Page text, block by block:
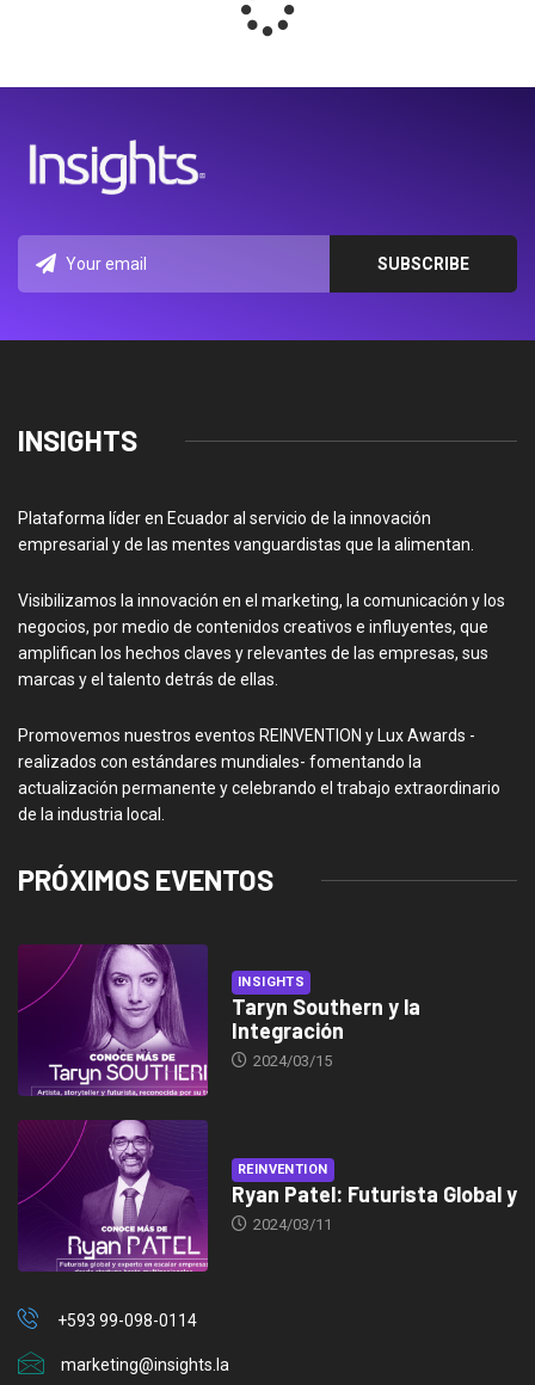
INSIGHTS
Plataforma líder en Ecuador al servicio de la innovación
empresarial y de las mentes vanguardistas que la alimentan.
Visibilizamos la innovación en el marketing, la comunicación y los
negocios, por medio de contenidos creativos e influyentes, que
amplifican los hechos claves y relevantes de las empresas, sus
marcas y el talento detrás de ellas.
Promovemos nuestros eventos REINVENTION y Lux Awards -
realizados con estándares mundiales- fomentando la
actualización permanente y celebrando el trabajo extraordinario
de la industria local.
PRÓXIMOS EVENTOS
INSIGHTS
Taryn Southern y la
Integración
2024/03/15
REINVENTION
Ryan Patel: Futurista Global y
2024/03/11
+593 99-098-0114
marketing@insights.la